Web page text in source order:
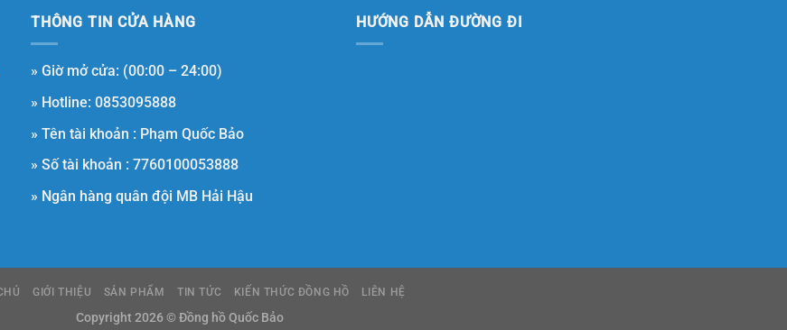
THÔNG TIN CỬA HÀNG
» Giờ mở cửa: (00:00 – 24:00)
» Hotline: 0853095888
» Tên tài khoản : Phạm Quốc Bảo
» Số tài khoản : 7760100053888
» Ngân hàng quân đội MB Hải Hậu
HƯỚNG DẪN ĐƯỜNG ĐI
GIỚI THIỆU SẢN PHẨM TIN TỨC KIẾN THỨC ĐỒNG HỒ LIÊN HỆ
Copyright 2026 © Đồng hồ Quốc Bảo